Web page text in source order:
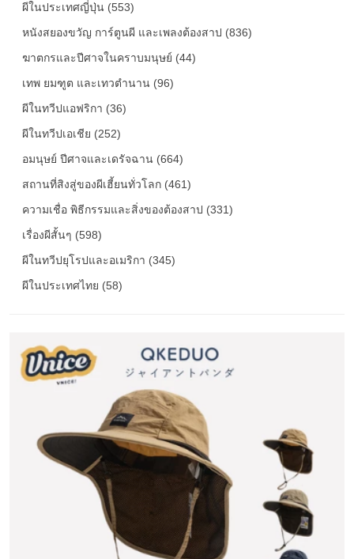
ผีในประเทศญี่ปุ่น (553)
หนังสยองขวัญ การ์ตูนผี และเพลงต้องสาป (836)
ฆาตกรและปีศาจในคราบมนุษย์ (44)
เทพ ยมฑูต และเทวตำนาน (96)
ผีในทวีปแอฟริกา (36)
ผีในทวีปเอเชีย (252)
อมนุษย์ ปีศาจและเดรัจฉาน (664)
สถานที่สิงสู่ของผีเฮี้ยนทั่วโลก (461)
ความเชื่อ พิธีกรรมและสิ่งของต้องสาป (331)
เรื่องผีสั้นๆ (598)
ผีในทวีปยุโรปและอเมริกา (345)
ผีในประเทศไทย (58)